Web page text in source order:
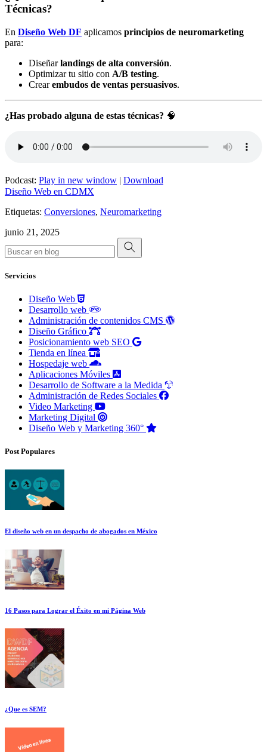
Técnicas?
En Diseño Web DF aplicamos principios de neuromarketing
para:
Diseñarlandings de alta conversión.
Optimizar tu sitio con A/B testing.
Crearembudos de ventas persuasivos.
¿Has probado alguna de estas técnicas? 🧠
Podcast: Play in new window | Download
Diseño Web en CDMX
Etiquetas: Conversiones, Neuromarketing
junio 21, 2025
Servicios
Diseño Web
Desarrollo web
Administración de contenidos CMS
Diseño Gráfico
Posicionamiento web SEO
Tienda en línea
Hospedaje web
Aplicaciones Móviles
Desarrollo de Software a la Medida
Administración de Redes Sociales
Video Marketing
Marketing Digital
Diseño Web y Marketing 360°
Post Populares
El diseño web en un despacho de abogados en México
16 Pasos para Lograr el Éxito en mi Página Web
¿Que es SEM?